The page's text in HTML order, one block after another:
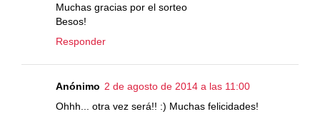
Muchas gracias por el sorteo
Besos!
Responder
Anónimo 2 de agosto de 2014 a las 11:00
Ohhh... otra vez será!! :) Muchas felicidades!